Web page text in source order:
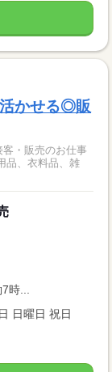
かせる◎販
販売のお仕事
時...
日曜日 祝日